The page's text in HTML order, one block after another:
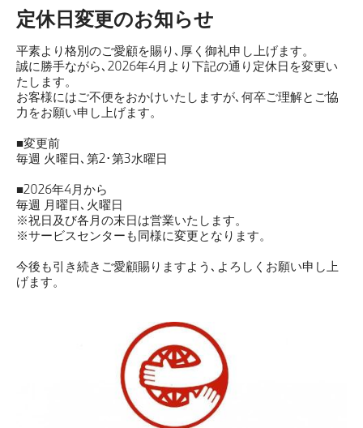
定休日変更のお知らせ
平素より格別のご愛顧を賜り､厚く御礼申し上げます。
誠に勝手ながら､2026年4月より下記の通り定休日を変更い
たします。
お客様にはご不便をおかけいたしますが､何卒ご理解とご協
力をお願い申し上げます。
■変更前
毎週 火曜日､第2･第3水曜日
■2026年4月から
毎週 月曜日､火曜日
※祝日及び各月の末日は営業いたします。
※サービスセンターも同様に変更となります。
今後も引き続きご愛顧賜りますよう､よろしくお願い申し上
げます。